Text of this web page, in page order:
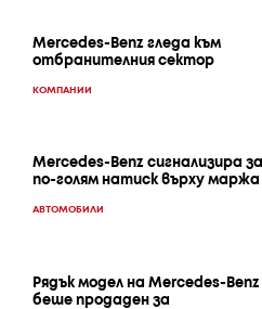
Mercedes-Benz гледа към
отбранителния сектор
КОМПАНИИ
Mercedes-Benz сигнализира за
по-голям натиск върху маржа
АВТОМОБИЛИ
Рядък модел на Mercedes-Benz
беше продаден за